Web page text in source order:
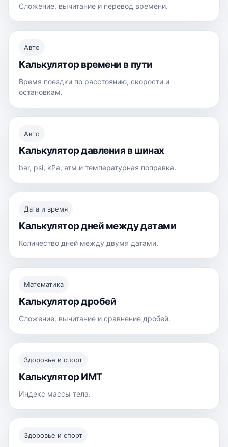
Сложение, вычитание и перевод времени.
Авто
Калькулятор времени в пути
Время поездки по расстоянию, скорости и
остановкам.
Авто
Калькулятор давления в шинах
bar, psi, kPa, атм и температурная поправка.
Дата и время
Калькулятор дней между датами
Количество дней между двумя датами.
Математика
Калькулятор дробей
Сложение, вычитание и сравнение дробей.
Здоровье и спорт
Калькулятор ИМТ
Индекс массы тела.
Здоровье и спорт